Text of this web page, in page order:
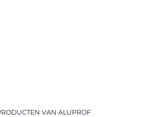
VAN ALUPROF